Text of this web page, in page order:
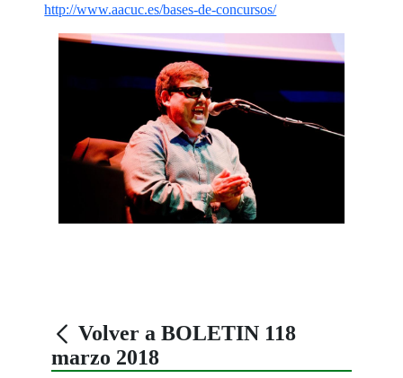
http://www.aacuc.es/bases-de-concursos/
Volver a BOLETIN 118
marzo 2018